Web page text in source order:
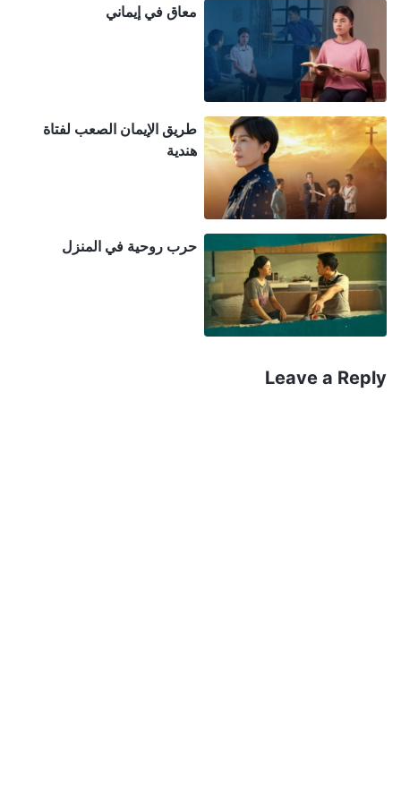
مقطع فيديو، وستفهمان". يقول الله القدير، "
في وقتٍ من الأوقات باسم يهوه. وأُطلق عليَّ أيضًا المسيَّا،
وناداني الناس في وقتٍ من الأوقات باسم يسوع المخلِّص
بمحبة وتقدير. ولكنّي اليوم لست يهوه أو يسوع الذي عرفه
الناس في أزمنة ماضية، إنني الإله الذي قد عاد في الأيام
الأخيرة، الإله الذي سيُنهي العصر. إنني الإله نفسه الصاعد
من أقاصي الأرض، تتجلّى فيّ شخصيتي الكاملة، وأزخر
بالسلطان والكرامة والمجدِ. لم ينخرط الناس معي قط،
ولم يعرفوني أبدًا، وكانوا دائمًا يجهلون شخصيتي. منذ خلق
العالم حتى اليوم، لم يرَني أحد. هذا هو الإله الذي يظهر
للإنسان في الأيام الأخيرة، ولكنه مختفٍ بين البشر. إنه
المُضرَمة، مملوء قوة ومفعم بالسلطان. لا يوجد شخص
معاق في إيماني
طريق الإيمان الصعب لفتاة
هندية
حرب روحية في المنزل
Leave a Reply